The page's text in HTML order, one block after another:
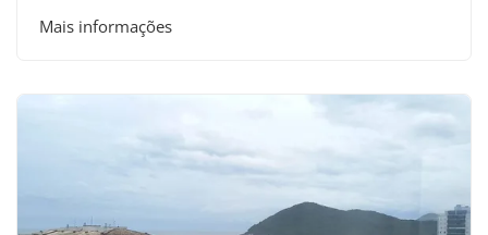
Mais informações